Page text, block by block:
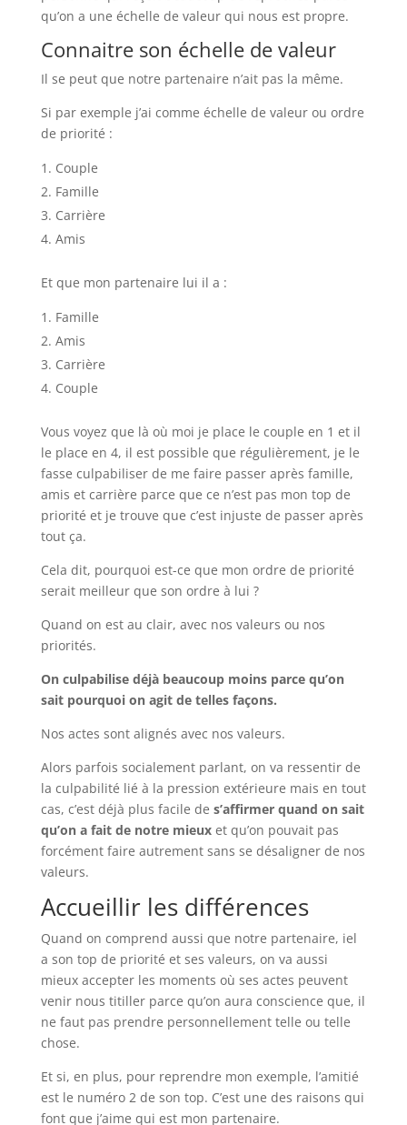
qu’on a une échelle de valeur qui nous est propre.
Connaitre son échelle de valeur
Il se peut que notre partenaire n’ait pas la même.
Si par exemple j’ai comme échelle de valeur ou ordre
de priorité :
Couple
Famille
Carrière
Amis
Et que mon partenaire lui il a :
Famille
Amis
Carrière
Couple
Vous voyez que là où moi je place le couple en 1 et il
le place en 4, il est possible que régulièrement, je le
fasse culpabiliser de me faire passer après famille,
amis et carrière parce que ce n’est pas mon top de
priorité et je trouve que c’est injuste de passer après
tout ça.
Cela dit, pourquoi est-ce que mon ordre de priorité
serait meilleur que son ordre à lui ?
Quand on est au clair, avec nos valeurs ou nos
priorités.
On culpabilise déjà beaucoup moins parce qu’on
sait pourquoi on agit de telles façons.
Nos actes sont alignés avec nos valeurs.
Alors parfois socialement parlant, on va ressentir de
la culpabilité lié à la pression extérieure mais en tout
cas, c’est déjà plus facile de s’affirmer quand on sait
qu’on a fait de notre mieuxet qu’on pouvait pas
forcément faire autrement sans se désaligner de nos
valeurs.
Accueillir les différences
Quand on comprend aussi que notre partenaire, iel
a son top de priorité et ses valeurs, on va aussi
mieux accepter les moments où ses actes peuvent
venir nous titiller parce qu’on aura conscience que, il
ne faut pas prendre personnellement telle ou telle
chose.
Et si, en plus, pour reprendre mon exemple, l’amitié
est le numéro 2 de son top. C’est une des raisons qui
font que j’aime qui est mon partenaire.